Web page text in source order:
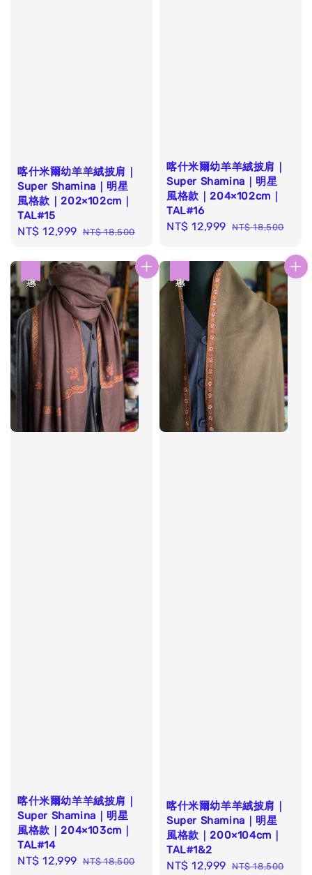
喀什米爾幼羊羊絨披肩｜
Super Shamina｜明星
風格款｜202×102cm｜
TAL#15
Sale
NT$ 12,999 Regular
NT$ 18,500
喀什米爾幼羊羊絨披肩｜
Super Shamina｜明星
風格款｜204×102cm｜
TAL#16
Sale
NT$ 12,999 Regular
NT$ 18,500
喀什米爾幼羊羊絨披肩｜
Super Shamina｜明星
風格款｜204×103cm｜
TAL#14
Sale
NT$ 12,999 Regular
NT$ 18,500
喀什米爾幼羊羊絨披肩｜
Super Shamina｜明星
風格款｜200×104cm｜
TAL#1&2
Sale
NT$ 12,999 Regular
NT$ 18,500